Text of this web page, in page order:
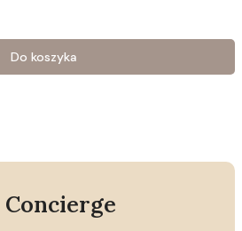
Do koszyka